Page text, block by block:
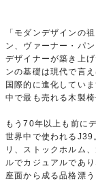
「モダンデザインの
ン、ヴァーナー・パ
デザイナーが築き上
ンの基礎は現代で言
国際的に進化してい
中で最も売れる木製
もう70年以上も前に
世界中で使われるJ39
リ、ストックホルム
ルでカジュアルであ
座面から成る品格漂